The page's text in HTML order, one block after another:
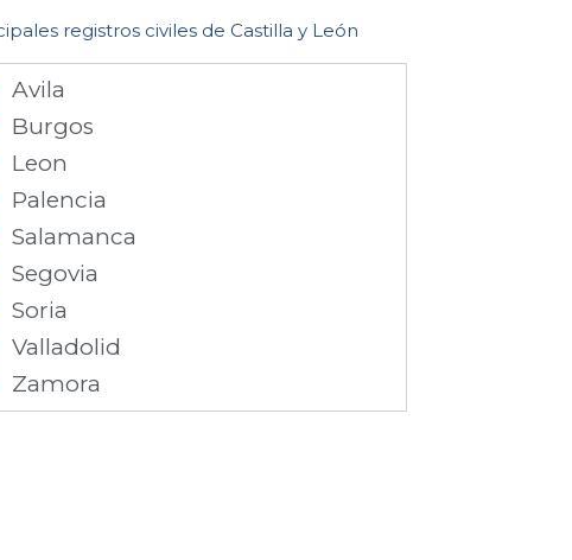
registros civiles de Castilla y León
Avila
Burgos
Leon
Palencia
Salamanca
Segovia
Soria
Valladolid
Zamora